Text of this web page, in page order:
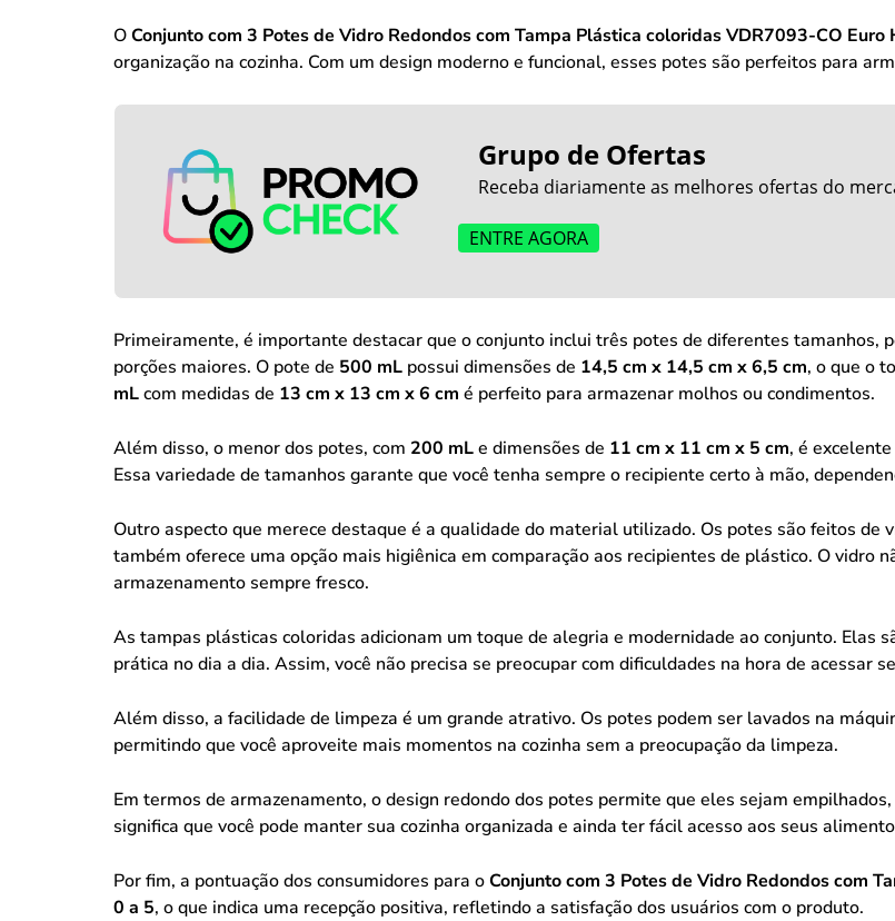
OConjunto com 3 Potes de Vidro Redondos com Tampa Plástica coloridas VDR7093-CO Euro
organização na cozinha. Com um design moderno e funcional, esses potes são perfeitos para
Grupo de Ofertas
Receba diariamente as melhores ofertas do
ENTRE AGORA
Primeiramente, é importante destacar que o conjunto inclui três potes de diferentes tamanhos,
porções maiores. O pote de 500 mL possui dimensões de 14,5 cm x 14,5 cm x 6,5 cm, o que o
mLcom medidas de 13 cm x 13 cm x 6 cm é perfeito para armazenar molhos ou condimentos.
Além disso, o menor dos potes, com 200 mLe dimensões de 11 cm x 11 cm x 5 cm, é
Essa variedade de tamanhos garante que você tenha sempre o recipiente certo à mão,
Outro aspecto que merece destaque é a qualidade do material utilizado. Os potes são feitos
também oferece uma opção mais higiênica em comparação aos recipientes de plástico. O vidro
armazenamento sempre fresco.
As tampas plásticas coloridas adicionam um toque de alegria e modernidade ao conjunto. Elas
prática no dia a dia. Assim, você não precisa se preocupar com dificuldades na hora de acessar
Além disso, a facilidade de limpeza é um grande atrativo. Os potes podem ser lavados na
permitindo que você aproveite mais momentos na cozinha sem a preocupação da limpeza.
Em termos de armazenamento, o design redondo dos potes permite que eles sejam
significa que você pode manter sua cozinha organizada e ainda ter fácil acesso aos seus
Por fim, a pontuação dos consumidores para oConjunto com 3 Potes de Vidro Redondos com
0 a 5, o que indica uma recepção positiva, refletindo a satisfação dos usuários com o produto.